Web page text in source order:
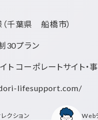
（千葉県 船橋市）
30プラン
ト コーポレートサイト・
lifesupport.com/
レクション Web